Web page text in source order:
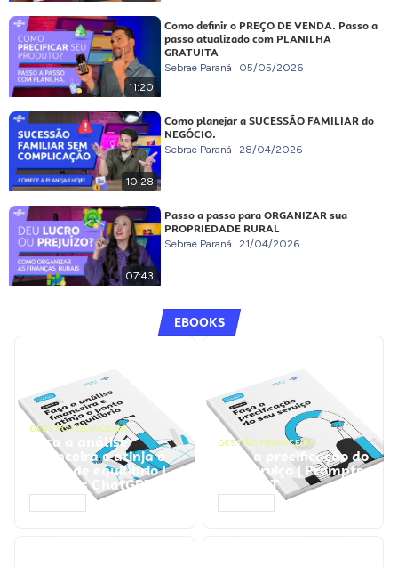
11:20
Como definir o PREÇO DE VENDA. Passo a
passo atualizado com PLANILHA
GRATUITA
Sebrae Paraná 05/05/2026
10:28
Como planejar a SUCESSÃO FAMILIAR do
NEGÓCIO.
Sebrae Paraná 28/04/2026
07:43
Passo a passo para ORGANIZAR sua
PROPRIEDADE RURAL
Sebrae Paraná 21/04/2026
EBOOKS
GESTÃO FINANCEIRA
Faça a análise
financeira e atinja o
ponto de equilíbrio |
Prompts ChatGPT
GESTÃO FINANCEIRA
Faça a precificação do
seu serviço | Prompts
ChatGPT